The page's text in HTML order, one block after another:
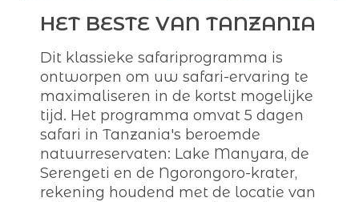
HET BESTE VAN TANZANIA
Dit klassieke safariprogramma is
ontworpen om uw safari-ervaring te
maximaliseren in de kortst mogelijke
tijd. Het programma omvat 5 dagen
safari in Tanzania's beroemde
natuurreservaten: Lake Manyara, de
Serengeti en de Ngorongoro-krater,
rekening houdend met de locatie van